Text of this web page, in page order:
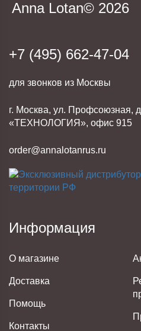
Anna Lotan© 2026
+7 (495) 662-47-04
для звонков из Москвы
г. Москва, ул. Профсоюзная,
«ТЕХНОЛОГИЯ», офис 915
order@annalotanrus.ru
Информация
О магазине
Доставка
Помощь
Контакты